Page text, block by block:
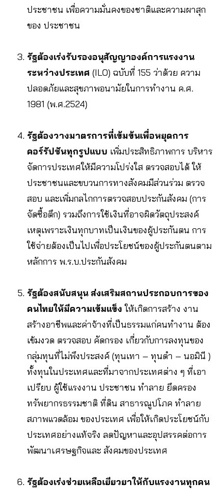
ประชาชน เพื่อความมั่นคงของชาติและความผาสุก
ของ ประชาชน
รัฐต้องเร่งรับรองอนุสัญญาองค์การแรงงาน
ระหว่างประเทศ (ILO) ฉบับที่ 155 ว่าด้วย ความ
ปลอดภัยและสุขภาพอนามัยในการทำงาน ค.ศ.
1981 (พ.ศ.2524)
รัฐต้องวางมาตรการที่เข้มข้นเพื่อหยุดการ
คอร์รัปชันทุกรูปแบบ เพิ่มประสิทธิภาพการ บริหาร
จัดการประเทศให้มีความโปร่งใส ตรวจสอบได้ ให้
ประชาชนและขบวนการทางสังคมมีส่วนร่วม ตรวจ
สอบ และเพิ่มกลไกการตรวจสอบประกันสังคม (การ
จัดซื้อตึก) รวมถึงการใช้เงินที่อาจผิดวัตถุประสงค์
เหตุเพราะเงินทุกบาทเป็นเงินของผู้ประกันตน การ
ใช้จ่ายต้องเป็นไปเพื่อประโยชน์ของผู้ประกันตนตาม
หลักการ พ.ร.บ.ประกันสังคม
รัฐต้องสนับสนุน ส่งเสริมสถานประกอบการของ
คนไทยให้มีความเข้มแข็ง ให้เกิดการสร้าง งาน
สร้างอาชีพและค่าจ้างที่เป็นธรรมแก่คนทำงาน ต้อง
เข้มงวด ตรวจสอบ คัดกรอง เกี่ยวกับการลงทุนของ
กลุ่มทุนที่ไม่พึงประสงค์ (ทุนเทา – ทุนดำ – นอมินี )
ทั้งทุนในประเทศและที่มาจากประเทศต่าง ๆ ที่เอา
เปรียบ ผู้ใช้แรงงาน ประชาชน ทำลาย ยึดครอง
ทรัพยากรธรรมชาติ ที่ดิน สาธารณูปโภค ทำลาย
สภาพแวดล้อม ของประเทศ เพื่อให้เกิดประโยชน์กับ
ประเทศอย่างแท้จริง ลดปัญหาและอุปสรรคต่อการ
พัฒนาเศรษฐกิจและ สังคมของประเทศ
รัฐต้องเร่งช่วยเหลือเยียวยาให้กับแรงงานทุกคน